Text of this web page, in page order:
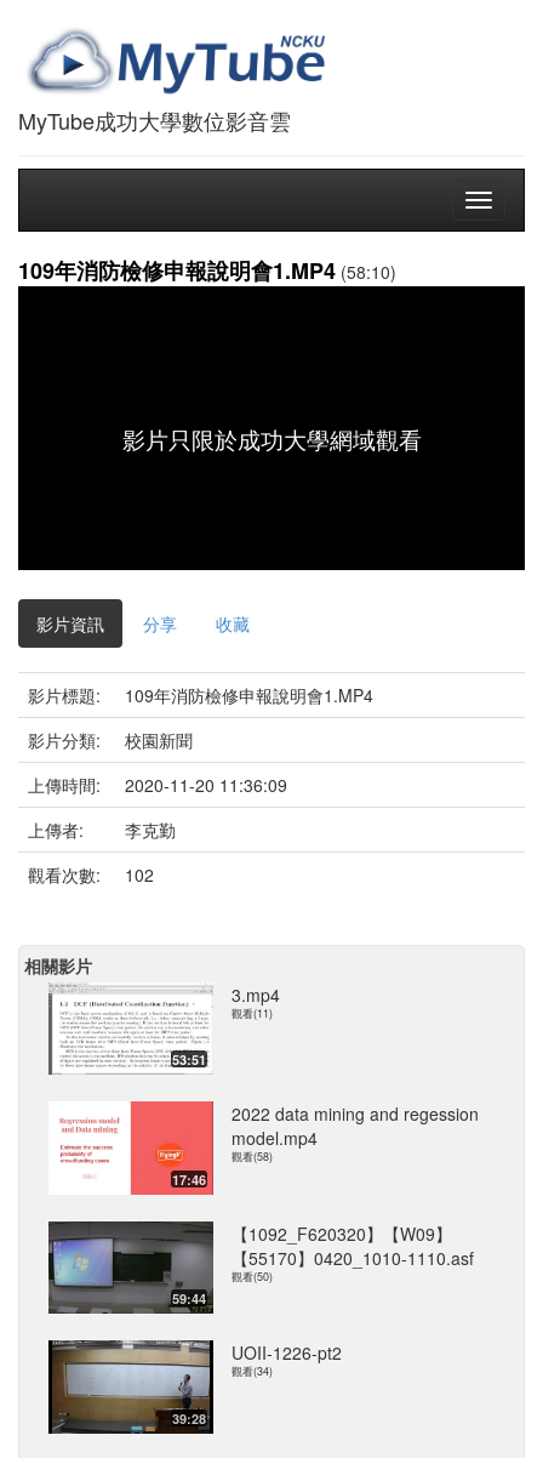
MyTube成功大學數位影音雲
Toggle
109年消防檢修申報說明會1.MP4 (58:10)
影片只限於成功大學網域觀看
影片資訊 分享 收藏
影片標題:
109年消防檢修申報說明會1.MP4
影片分類:
校園新聞
上傳時間:
2020-11-20 11:36:09
上傳者:
李克勤
觀看次數:
102
相關影片
53:51
3.mp4
觀看(11)
17:46
2022 data mining and regession
model.mp4
觀看(58)
59:44
【1092_F620320】【W09】
【55170】0420_1010-1110.asf
觀看(50)
39:28
UOII-1226-pt2
觀看(34)